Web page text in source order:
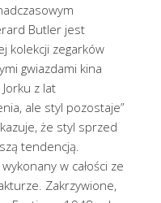
Butler jest
kolekcji zegarków
gwiazdami kina
z lat
ale styl pozostaje”
że styl sprzed
tendencją.
w całości ze
Zakrzywione,